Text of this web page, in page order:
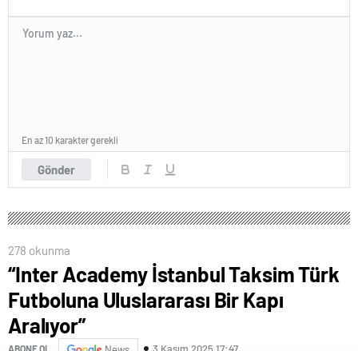
Gönder
En az 10 karakter gerekli
278 okunma
“Inter Academy İstanbul Taksim Türk
Futboluna Uluslararası Bir Kapı
Aralıyor”
ABONE OL